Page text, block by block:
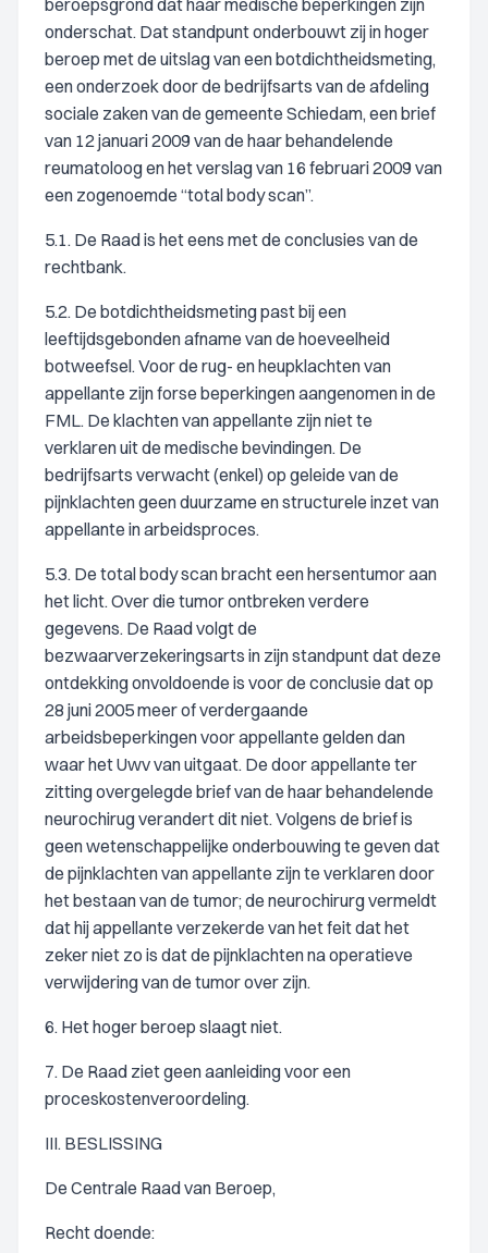
beroepsgrond dat haar medische beperkingen zijn
onderschat. Dat standpunt onderbouwt zij in hoger
beroep met de uitslag van een botdichtheidsmeting,
een onderzoek door de bedrijfsarts van de afdeling
sociale zaken van de gemeente Schiedam, een brief
van 12 januari 2009 van de haar behandelende
reumatoloog en het verslag van 16 februari 2009 van
een zogenoemde “total body scan”.
5.1. De Raad is het eens met de conclusies van de
rechtbank.
5.2. De botdichtheidsmeting past bij een
leeftijdsgebonden afname van de hoeveelheid
botweefsel. Voor de rug- en heupklachten van
appellante zijn forse beperkingen aangenomen in de
FML. De klachten van appellante zijn niet te
verklaren uit de medische bevindingen. De
bedrijfsarts verwacht (enkel) op geleide van de
pijnklachten geen duurzame en structurele inzet van
appellante in arbeidsproces.
5.3. De total body scan bracht een hersentumor aan
het licht. Over die tumor ontbreken verdere
gegevens. De Raad volgt de
bezwaarverzekeringsarts in zijn standpunt dat deze
ontdekking onvoldoende is voor de conclusie dat op
28 juni 2005 meer of verdergaande
arbeidsbeperkingen voor appellante gelden dan
waar het Uwv van uitgaat. De door appellante ter
zitting overgelegde brief van de haar behandelende
neurochirug verandert dit niet. Volgens de brief is
geen wetenschappelijke onderbouwing te geven dat
de pijnklachten van appellante zijn te verklaren door
het bestaan van de tumor; de neurochirurg vermeldt
dat hij appellante verzekerde van het feit dat het
zeker niet zo is dat de pijnklachten na operatieve
verwijdering van de tumor over zijn.
6. Het hoger beroep slaagt niet.
7. De Raad ziet geen aanleiding voor een
proceskostenveroordeling.
III. BESLISSING
De Centrale Raad van Beroep,
Recht doende: